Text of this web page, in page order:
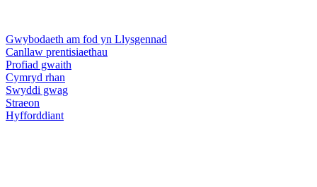
Gwybodaeth am fod yn Llysgennad
Canllaw prentisiaethau
Profiad gwaith
Cymryd rhan
Swyddi gwag
Straeon
Hyfforddiant